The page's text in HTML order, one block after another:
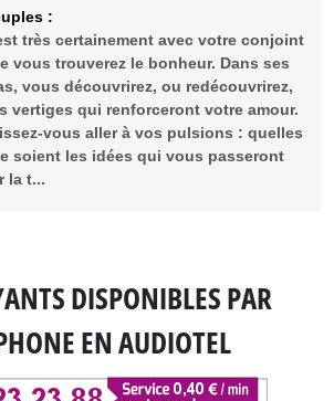
:
très certainement avec votre conjoint
vous trouverez le bonheur. Dans ses
vous découvrirez, ou redécouvrirez,
vertiges qui renforceront votre amour.
vous aller à vos pulsions : quelles
soient les idées qui vous passeront
la t...
DISPONIBLESPAR
EN AUDIOTEL